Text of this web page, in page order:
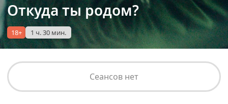
Откуда ты родом?
18+ 1 ч. 30 мин.
Сеансов нет